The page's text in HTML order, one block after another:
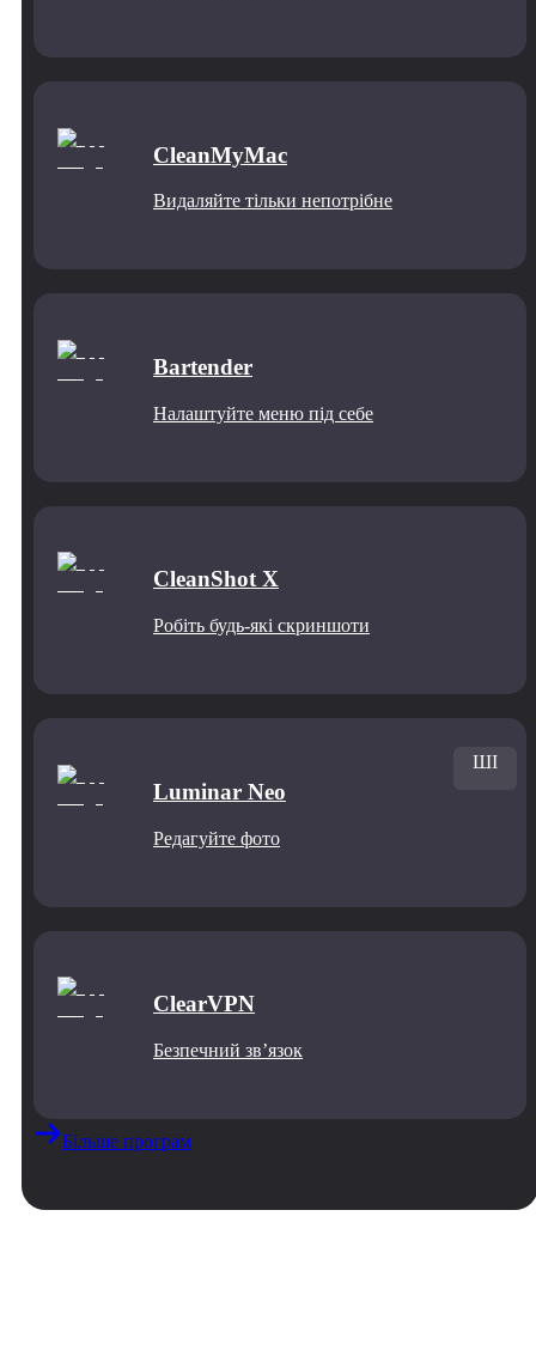
CleanMyMac
Видаляйте тільки непотрібне
Bartender
Налаштуйте меню під себе
CleanShot X
Робіть будь-які скриншоти
Luminar Neo
Редагуйте фото
ШІ
ClearVPN
Безпечний звʼязок
Більше програм